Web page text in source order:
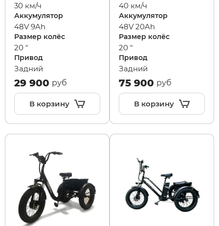
30 км/ч
Аккумулятор
48V 9Ah
Размер колёс
20 "
Привод
Задний
29 900 руб
В корзину
40 км/ч
Аккумулятор
48V 20Ah
Размер колёс
20 "
Привод
Задний
75 900 руб
В корзину